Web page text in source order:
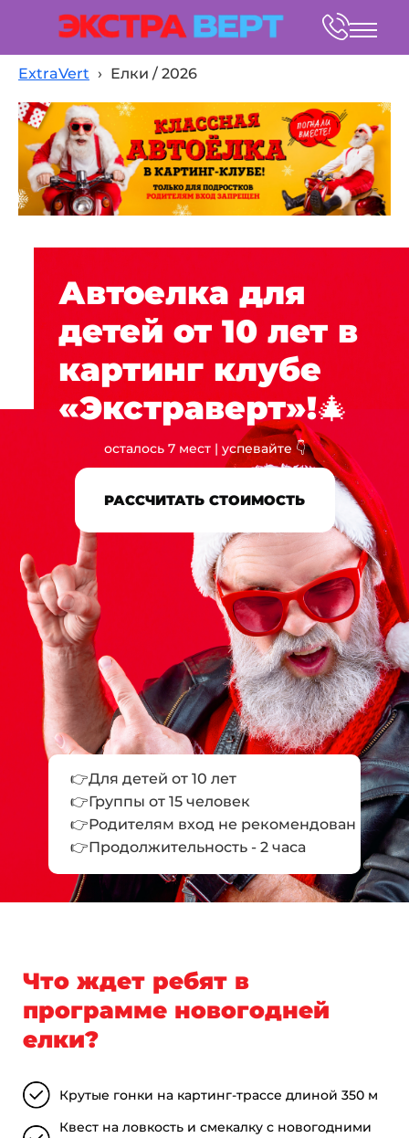
ExtraVert › Елки / 2026
Автоелка для
детей от 10 лет в
картинг клубе
«Экстраверт»!🎄
осталось 7 мест | успевайте 👇
РАССЧИТАТЬ СТОИМОСТЬ
👉Для детей от 10 лет
👉Группы от 15 человек
👉Родителям вход не рекомендован
👉Продолжительность - 2 часа
Что ждет ребят в
программе новогодней
елки?
Крутые гонки на картинг-трассе длиной 350 м
Квест на ловкость и смекалку с новогодними